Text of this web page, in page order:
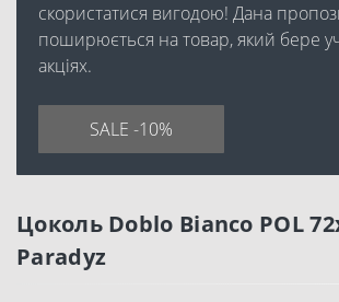
скористатися вигодою! Дана
поширюється на товар, який бере
акціях.
SALE -10%
Цоколь Doblo Bianco POL
Paradyz